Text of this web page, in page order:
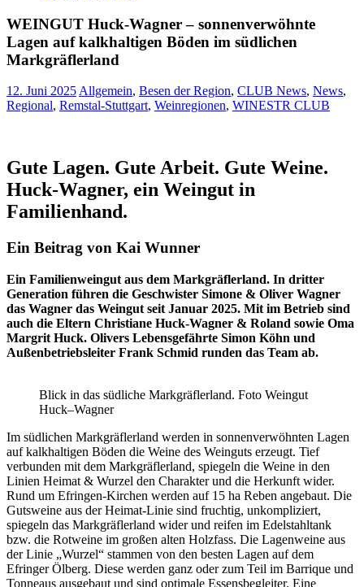
WEINGUT Huck-Wagner – sonnenverwöhnte
Lagen auf kalkhaltigen Böden im südlichen
Markgräflerland
12. Juni 2025Allgemein, Besen der Region, CLUB News, News,
Regional, Remstal-Stuttgart, Weinregionen, WINESTR CLUB
Gute Lagen. Gute Arbeit. Gute Weine.
Huck-Wagner, ein Weingut in
Familienhand.
Ein Beitrag von Kai Wunner
Ein Familienweingut aus dem Markgräflerland. In dritter
Generation führen die Geschwister Simone & Oliver Wagner
das Wagner das Weingut seit Januar 2025. Mit im Betrieb sind
auch die Eltern Christiane Huck-Wagner & Roland sowie Oma
Margrit Huck. Olivers Lebensgefährte Simon Köhn und
Außenbetriebsleiter Frank Schmid runden das Team ab.
Blick in das südliche Markgräflerland. Foto Weingut
Huck–Wagner
Im südlichen Markgräflerland werden in sonnenverwöhnten Lagen
auf kalkhaltigen Böden die Weine des Weinguts erzeugt. Tief
verbunden mit dem Markgräflerland, spiegeln die Weine in den
Linien Heimat & Wurzel den Charakter und die Herkunft wider.
Rund um Efringen-Kirchen werden auf 15 ha Reben angebaut. Die
Gutsweine aus der Heimat-Linie sind fruchtig, unkompliziert,
spiegeln das Markgräflerland wider und reifen im Edelstahltank
bzw. die Rotweine im großen alten Holzfass. Die Lagenweine aus
der Linie „Wurzel“ stammen von den besten Lagen auf dem
Efringer Ölberg. Diese werden ganz oder zum Teil im Barrique und
Tonneaus ausgebaut und sind optimale Essensbegleiter. Eine